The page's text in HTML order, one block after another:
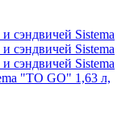
"TO GO" 1,63 л,